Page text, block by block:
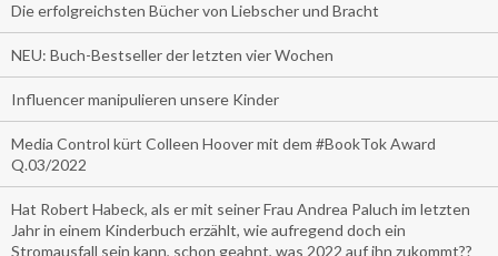
Die erfolgreichsten Bücher von Liebscher und Bracht
NEU: Buch-Bestseller der letzten vier Wochen
Influencer manipulieren unsere Kinder
Media Control kürt Colleen Hoover mit dem #BookTok Award
Q.03/2022
Hat Robert Habeck, als er mit seiner Frau Andrea Paluch im letzten
Jahr in einem Kinderbuch erzählt, wie aufregend doch ein
Stromausfall sein kann, schon geahnt, was 2022 auf ihn zukommt??